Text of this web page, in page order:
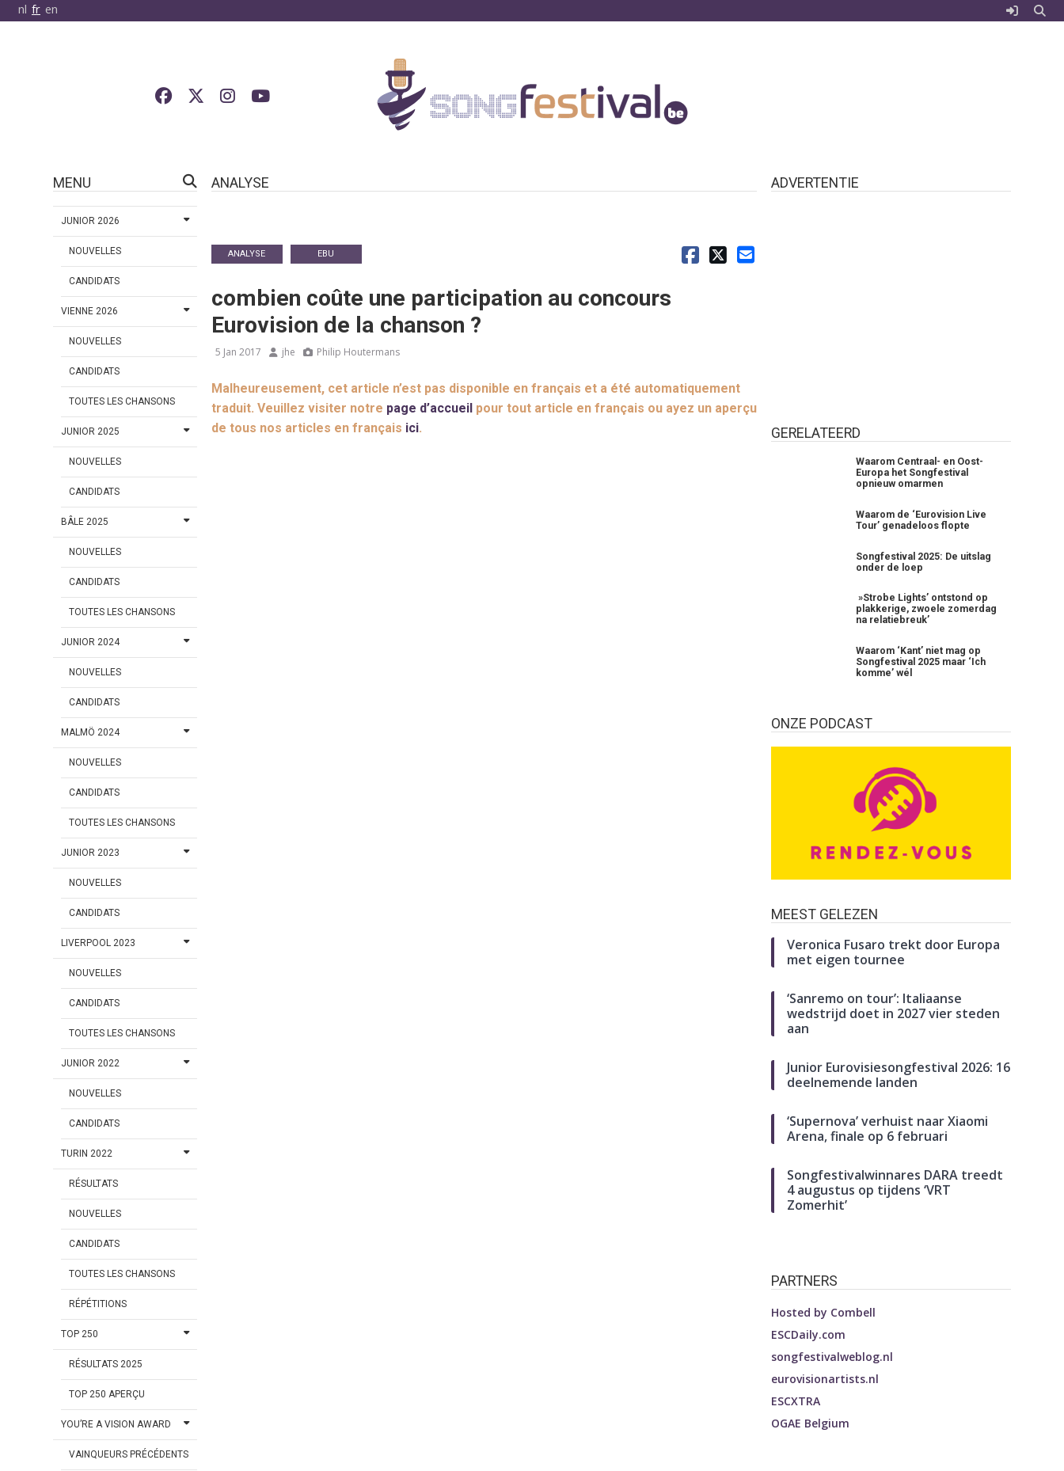
nl fr en
MENU
JUNIOR 2026
NOUVELLES
CANDIDATS
VIENNE 2026
NOUVELLES
CANDIDATS
TOUTES LES CHANSONS
JUNIOR 2025
NOUVELLES
CANDIDATS
BÂLE 2025
NOUVELLES
CANDIDATS
TOUTES LES CHANSONS
JUNIOR 2024
NOUVELLES
CANDIDATS
MALMÖ 2024
NOUVELLES
CANDIDATS
TOUTES LES CHANSONS
JUNIOR 2023
NOUVELLES
CANDIDATS
LIVERPOOL 2023
NOUVELLES
CANDIDATS
TOUTES LES CHANSONS
JUNIOR 2022
NOUVELLES
CANDIDATS
TURIN 2022
RÉSULTATS
NOUVELLES
CANDIDATS
TOUTES LES CHANSONS
RÉPÉTITIONS
TOP 250
RÉSULTATS 2025
TOP 250 APERÇU
YOU’RE A VISION AWARD
VAINQUEURS PRÉCÉDENTS
ANALYSE
ANALYSE EBU
combien coûte une participation au concours
Eurovision de la chanson ?
5 Jan 2017 jhe Philip Houtermans
Malheureusement, cet article n’est pas disponible en français et a été automatiquement
traduit. Veuillez visiter notre page d’accueil pour tout article en français ou ayez un aperçu
de tous nos articles en français ici.
ADVERTENTIE
GERELATEERD
Waarom Centraal- en Oost-
Europa het Songfestival
opnieuw omarmen
Waarom de ‘Eurovision Live
Tour’ genadeloos flopte
Songfestival 2025: De uitslag
onder de loep
»Strobe Lights’ ontstond op
plakkerige, zwoele zomerdag
na relatiebreuk’
Waarom ‘Kant’ niet mag op
Songfestival 2025 maar ‘Ich
komme’ wél
ONZE PODCAST
MEEST GELEZEN
Veronica Fusaro trekt door Europa
met eigen tournee
‘Sanremo on tour’: Italiaanse
wedstrijd doet in 2027 vier steden
aan
Junior Eurovisiesongfestival 2026: 16
deelnemende landen
‘Supernova’ verhuist naar Xiaomi
Arena, finale op 6 februari
Songfestivalwinnares DARA treedt
4 augustus op tijdens ‘VRT
Zomerhit’
PARTNERS
Hosted by Combell
ESCDaily.com
songfestivalweblog.nl
eurovisionartists.nl
ESCXTRA
OGAE Belgium